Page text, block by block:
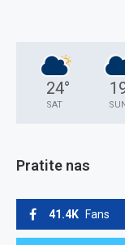
24°
SAT
Pratite nas
41.4K Fans